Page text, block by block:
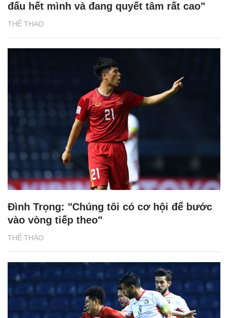
THỂ THAO
đấu hết mình và đang quyết tâm rất cao"
THỂ THAO
Đình Trọng: "Chúng tôi có cơ hội để bước
vào vòng tiếp theo"